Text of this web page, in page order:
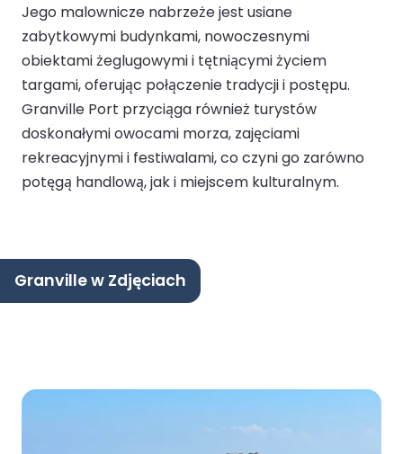
Jego malownicze nabrzeże jest usiane
zabytkowymi budynkami, nowoczesnymi
obiektami żeglugowymi i tętniącymi życiem
targami, oferując połączenie tradycji i postępu.
Granville Port przyciąga również turystów
doskonałymi owocami morza, zajęciami
rekreacyjnymi i festiwalami, co czyni go zarówno
potęgą handlową, jak i miejscem kulturalnym.
Granville w Zdjęciach